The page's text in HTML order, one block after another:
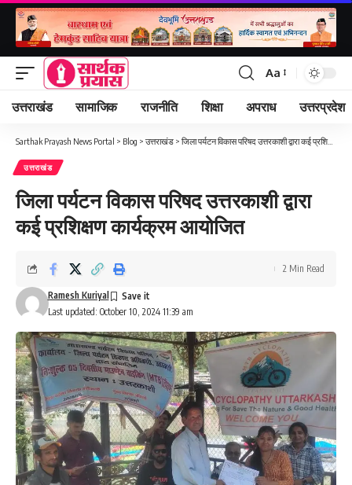
Font
Resizer
Aa
उत्तराखंड सामाजिक राजनीति शिक्षा अपराध उत्तरप्रदेश
Sarthak Prayash News Portal > Blog > उत्तराखंड > जिला पर्यटन विकास परिषद उत्तरकाशी द्वारा कई प्रशिक्षण कार्यक्रम आयोजित
उत्तराखंड
जिला पर्यटन विकास परिषद उत्तरकाशी द्वारा
कई प्रशिक्षण कार्यक्रम आयोजित
Last updated: October 10, 2024 11:39 am
Ramesh Kuriyal
2 Min Read